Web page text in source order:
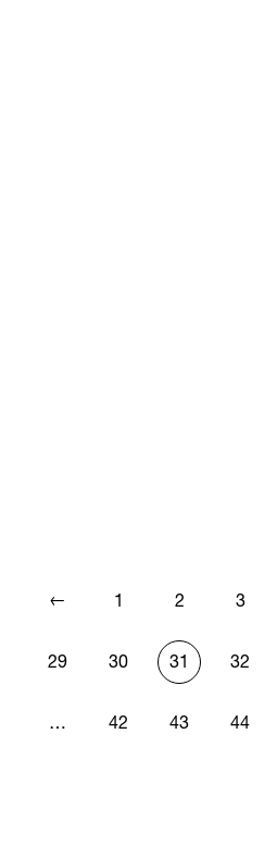
← 1 2 3
29 30 31 32
… 42 43 44